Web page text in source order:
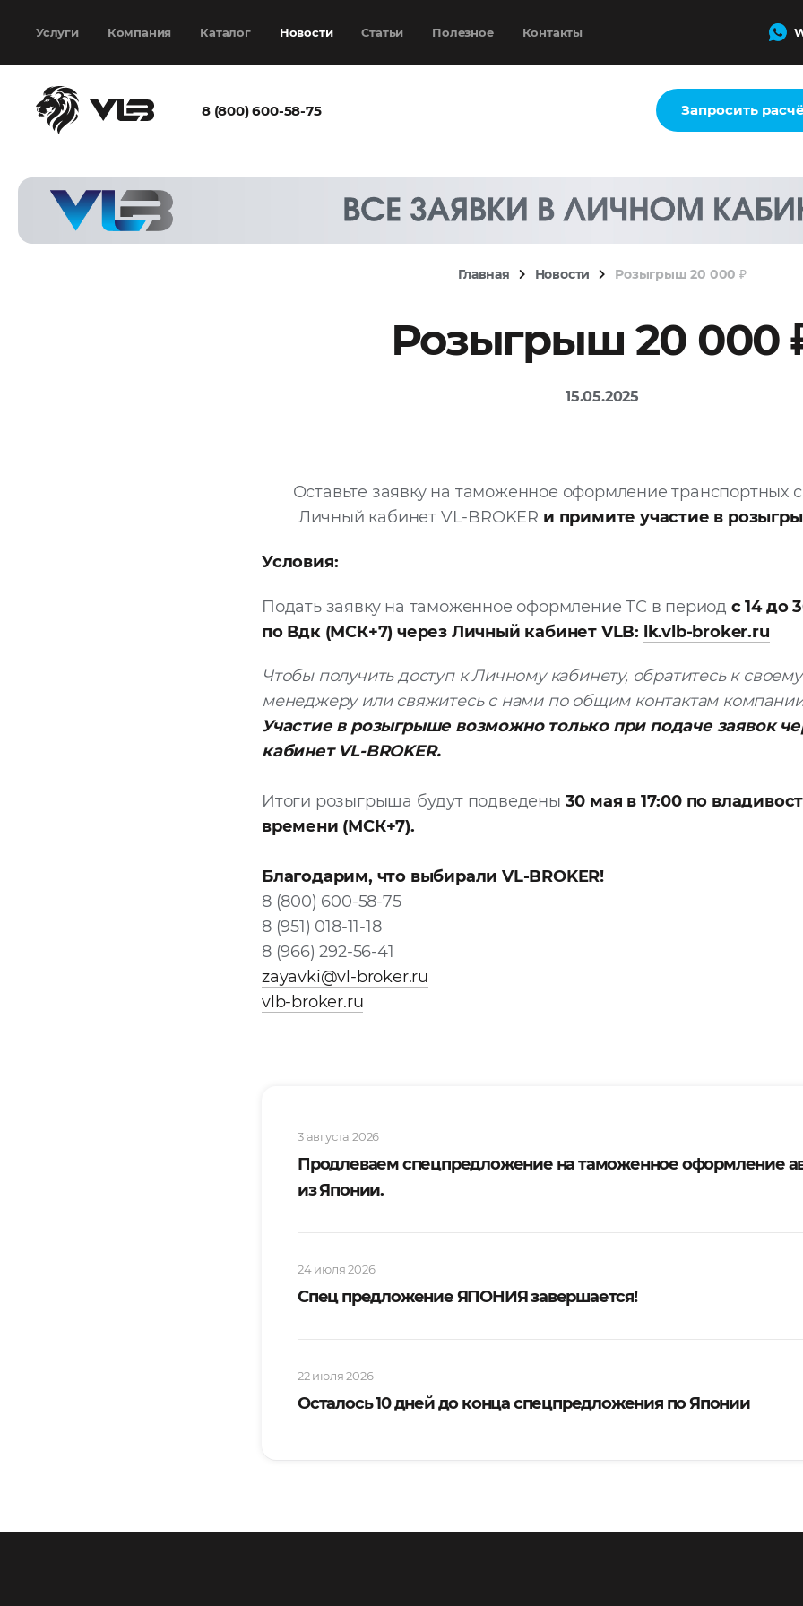
Услуги Компания Каталог Новости Статьи Полезное Контакты
8 (800) 600-58-75 Запросить
Главная Новости Розыгрыш 20 000 ₽
Розыгрыш 20 000
15.05.2025
Оставьте заявку на таможенное оформление транспортных
Личный кабинет VL-BROKER и примите участие в
Условия:
Подать заявку на таможенное оформление ТС в период с 14 до
по Вдк (МСК+7) через Личный кабинет VLB: lk.vlb-broker.ru
Чтобы получить доступ к Личному кабинету, обратитесь к
менеджеру или свяжитесь с нами по общим контактам
Участие в розыгрыше возможно только при подаче заявок
кабинет VL-BROKER.
Итоги розыгрыша будут подведены 30 мая в 17:00 по
времени (МСК+7).
Благодарим, что выбирали VL-BROKER!
8 (800) 600-58-75
8 (951) 018-11-18
8 (966) 292-56-41
zayavki@vl-broker.ru
vlb-broker.ru
3 августа 2026
Продлеваем спецпредложение на таможенное оформление
из Японии.
24 июля 2026
Спец предложение ЯПОНИЯ завершается!
22 июля 2026
Осталось 10 дней до конца спецпредложения по Японии
выбран
Согласен с
политикой
конфиденциальности
и наобработку моих